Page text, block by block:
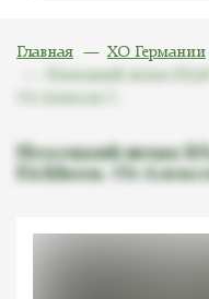
Главная
ХО Германии
Немецкий штык
Eickhorn. От